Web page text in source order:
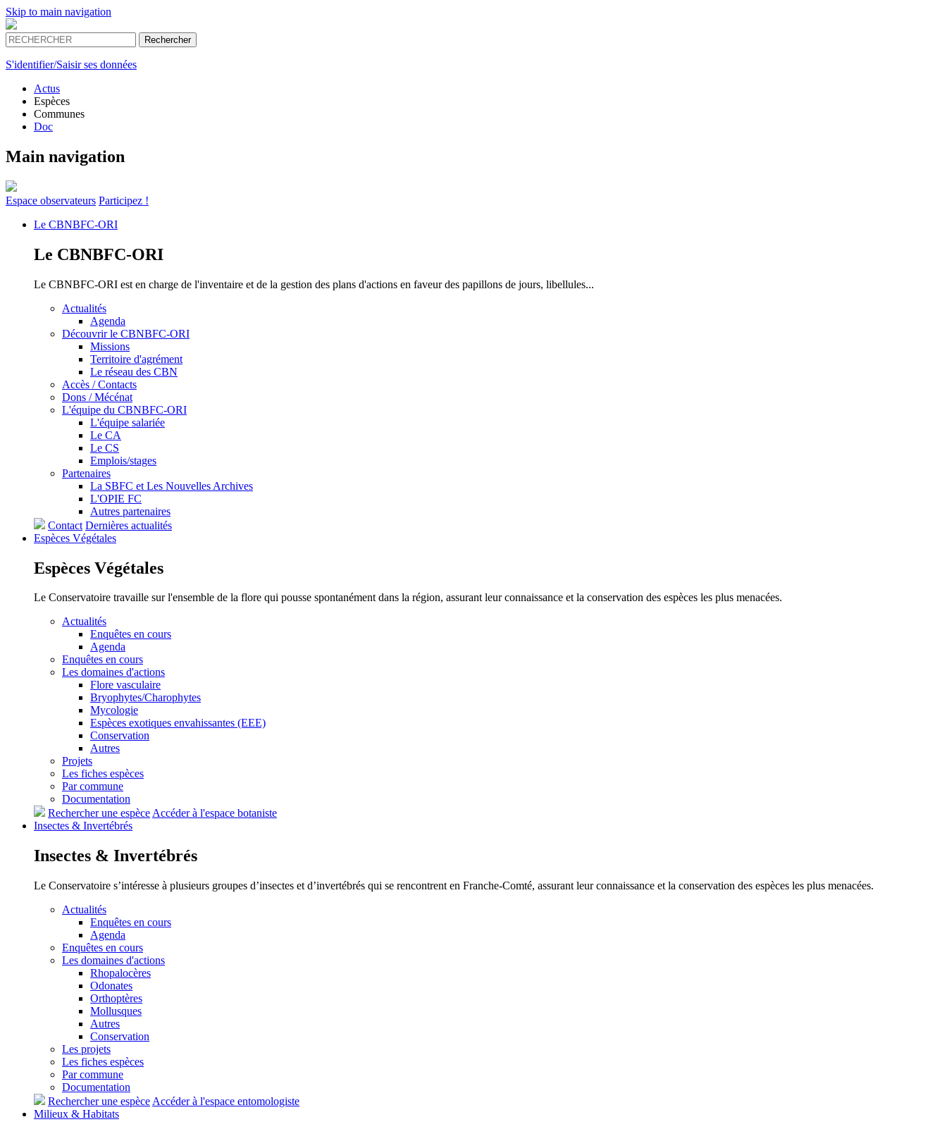
Skip to main navigation
S'identifier/Saisir ses données
Actus
Espèces
Communes
Doc
Main navigation
Espace observateurs Participez !
Le CBNBFC-ORI
Le CBNBFC-ORI
Le CBNBFC-ORI est en charge de l'inventaire et de la gestion des plans d'actions en faveur des papillons de jours, libellules...
Actualités
Agenda
Découvrir le CBNBFC-ORI
Missions
Territoire d'agrément
Le réseau des CBN
Accès / Contacts
Dons / Mécénat
L'équipe du CBNBFC-ORI
L'équipe salariée
Le CA
Le CS
Emplois/stages
Partenaires
La SBFC et Les Nouvelles Archives
L'OPIE FC
Autres partenaires
Contact Dernières actualités
Espèces Végétales
Espèces Végétales
Le Conservatoire travaille sur l'ensemble de la flore qui pousse spontanément dans la région, assurant leur connaissance et la conservation des espèces les plus menacées.
Actualités
Enquêtes en cours
Agenda
Enquêtes en cours
Les domaines d'actions
Flore vasculaire
Bryophytes/Charophytes
Mycologie
Espèces exotiques envahissantes (EEE)
Conservation
Autres
Projets
Les fiches espèces
Par commune
Documentation
Rechercher une espèceAccéder à l'espace botaniste
Insectes & Invertébrés
Insectes & Invertébrés
Le Conservatoire s’intéresse à plusieurs groupes d’insectes et d’invertébrés qui se rencontrent en Franche-Comté, assurant leur connaissance et la conservation des espèces les plus menacées.
Actualités
Enquêtes en cours
Agenda
Enquêtes en cours
Les domaines d'actions
Rhopalocères
Odonates
Orthoptères
Mollusques
Autres
Conservation
Les projets
Les fiches espèces
Par commune
Documentation
Rechercher une espèce Accéder à l'espace entomologiste
Milieux & Habitats